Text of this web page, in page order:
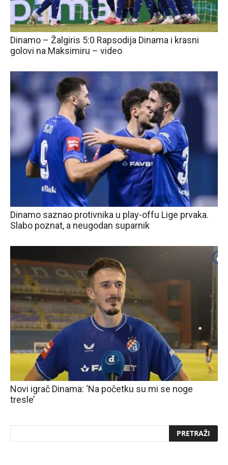
Dinamo – Žalgiris 5:0 Rapsodija Dinama i krasni
golovi na Maksimiru – video
Dinamo saznao protivnika u play-offu Lige prvaka.
Slabo poznat, a neugodan suparnik
Novi igrač Dinama: ‘Na početku su mi se noge
tresle’